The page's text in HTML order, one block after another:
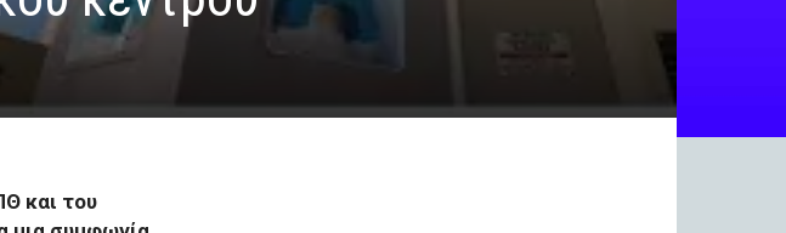
και του